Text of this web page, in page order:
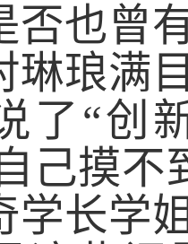
否也曾
琳琅满
了 “创
己摸不
学长学